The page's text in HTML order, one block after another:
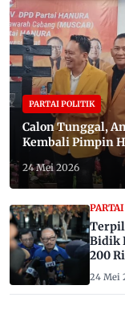
PARTAI POLITIK
Calon Tunggal,
Kembali Pimpin
24 Mei 2026
Bidik
200
2029
24 Mei